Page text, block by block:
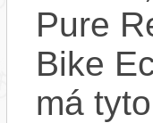
Pure
Bike
má